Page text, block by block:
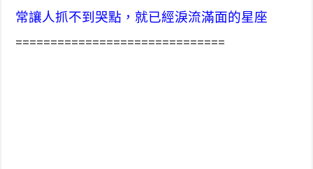
常讓人抓不到哭點，就已經淚流滿面的星座
==============================